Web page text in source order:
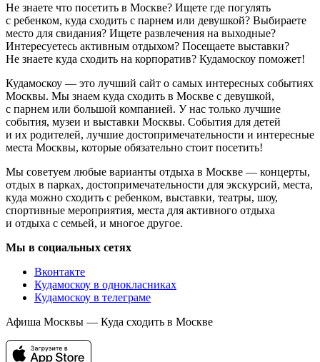
Не знаете что посетить в Москве? Ищете где погулять
с ребенком, куда сходить с парнем или девушкой? Выбираете
место для свидания? Ищете развлечения на выходные?
Интересуетесь активным отдыхом? Посещаете выставки?
Не знаете куда сходить на корпоратив? Кудамоскоу поможет!
Кудамоскоу — это лучший сайт о самых интересных событиях
Москвы. Мы знаем куда сходить в Москве с девушкой,
с парнем или большой компанией. У нас только лучшие
события, музеи и выставки Москвы. События для детей
и их родителей, лучшие достопримечательности и интересные
места Москвы, которые обязательно стоит посетить!
Мы советуем любые варианты отдыха в Москве — концерты,
отдых в парках, достопримечательности для экскурсий, места,
куда можно сходить с ребенком, выставки, театры, шоу,
спортивные мероприятия, места для активного отдыха
и отдыха с семьей, и многое другое.
Мы в социальных сетях
Вконтакте
Кудамоскоу в однокласниках
Кудамоскоу в телеграме
Афиша Москвы — Куда сходить в Москве